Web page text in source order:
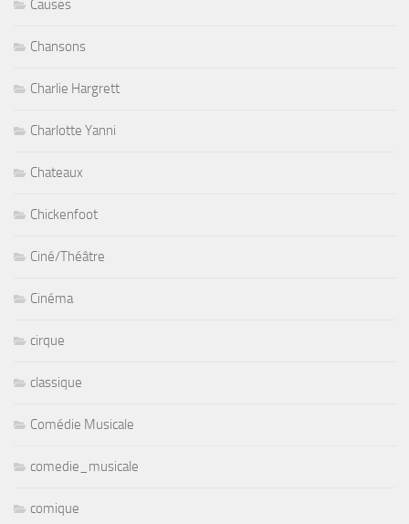
Causes
Chansons
Charlie Hargrett
Charlotte Yanni
Chateaux
Chickenfoot
Ciné/Théâtre
Cinéma
cirque
classique
Comédie Musicale
comedie_musicale
comique